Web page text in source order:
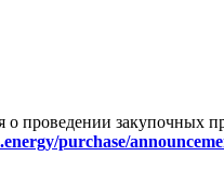
о проведении
purchase/